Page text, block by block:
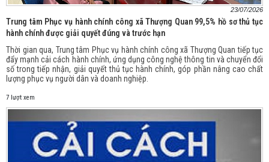
23/07/2026
Trung tâm Phục vụ hành chính công xã Thượng Quan 99,5% hồ sơ thủ tục
hành chính được giải quyết đúng và trước hạn
Thời gian qua, Trung tâm Phục vụ hành chính công xã Thượng Quan tiếp tục
đẩy mạnh cải cách hành chính, ứng dụng công nghệ thông tin và chuyển đổi
số trong tiếp nhận, giải quyết thủ tục hành chính, góp phần nâng cao chất
lượng phục vụ người dân và doanh nghiệp.
7 lượt xem